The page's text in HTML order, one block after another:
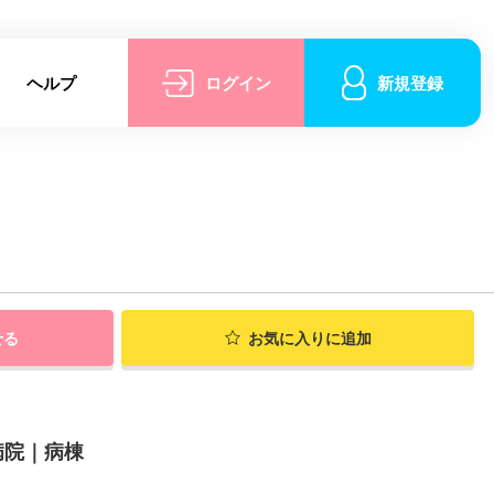
ヘルプ ログイン 新規登録
お気に入りに追加
｜病棟